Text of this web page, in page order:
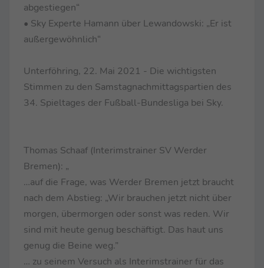
abgestiegen“
• Sky Experte Hamann über Lewandowski: „Er ist
außergewöhnlich“
Unterföhring, 22. Mai 2021 - Die wichtigsten
Stimmen zu den Samstagnachmittagspartien des
34. Spieltages der Fußball-Bundesliga bei Sky.
Thomas Schaaf (Interimstrainer SV Werder
Bremen): „
…auf die Frage, was Werder Bremen jetzt braucht
nach dem Abstieg: „Wir brauchen jetzt nicht über
morgen, übermorgen oder sonst was reden. Wir
sind mit heute genug beschäftigt. Das haut uns
genug die Beine weg.”
… zu seinem Versuch als Interimstrainer für das